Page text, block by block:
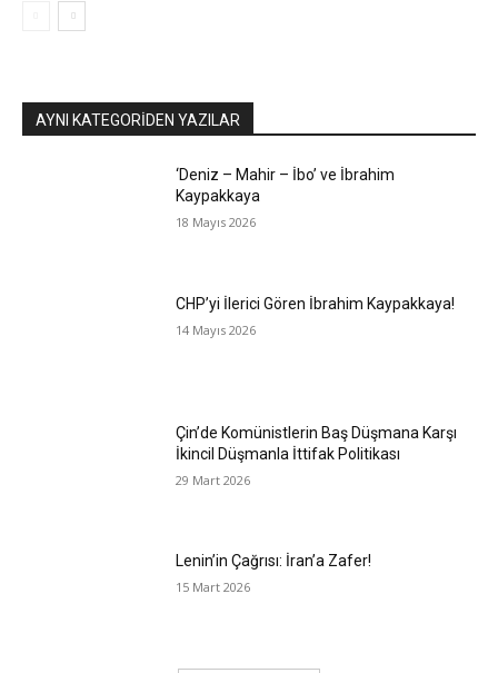
AYNI KATEGORIDEN YAZILAR
‘Deniz – Mahir – İbo’ ve İbrahim
Kaypakkaya
18 Mayıs 2026
CHP’yi İlerici Gören İbrahim Kaypakkaya!
14 Mayıs 2026
Çin’de Komünistlerin Baş Düşmana Karşı
İkincil Düşmanla İttifak Politikası
29 Mart 2026
Lenin’in Çağrısı: İran’a Zafer!
15 Mart 2026